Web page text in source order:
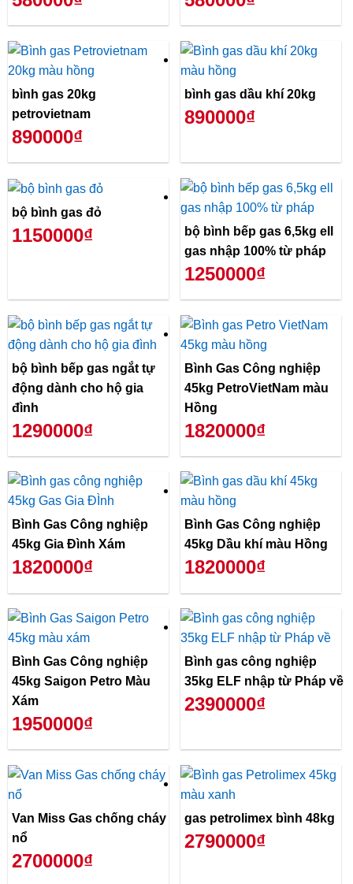
bình gas 20kg
petrovietnam
890000₫
bình gas dầu khí 20kg
890000₫
bộ bình gas đỏ
1150000₫
bộ bình bếp gas 6,5kg ell
gas nhập 100% từ pháp
1250000₫
bộ bình bếp gas ngắt tự
động dành cho hộ gia
đình
1290000₫
Bình Gas Công nghiệp
45kg PetroVietNam màu
Hồng
1820000₫
Bình Gas Công nghiệp
45kg Gia Đình Xám
1820000₫
Bình Gas Công nghiệp
45kg Dầu khí màu Hồng
1820000₫
Bình Gas Công nghiệp
45kg Saigon Petro Màu
Xám
1950000₫
Bình gas công nghiệp
35kg ELF nhập từ Pháp về
2390000₫
Van Miss Gas chống cháy
nổ
2700000₫
gas petrolimex bình 48kg
2790000₫